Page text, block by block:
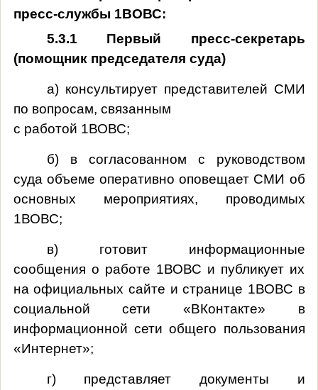
пресс-службы 1ВОВС:
5.3.1 Первый пресс-секретарь
(помощник председателя суда)
а) консультирует представителей СМИ
по вопросам, связанным
с работой 1ВОВС;
б) в согласованном с руководством
суда объеме оперативно оповещает СМИ об
основных мероприятиях, проводимых
1ВОВС;
в) готовит информационные
сообщения о работе 1ВОВС и публикует их
на официальных сайте и странице 1ВОВС в
социальной сети «ВКонтакте» в
информационной сети общего пользования
«Интернет»;
г) представляет документы и